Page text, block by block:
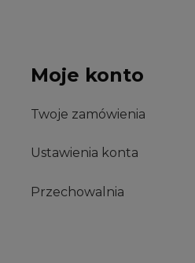
Moje konto
Twoje zamówienia
Ustawienia konta
Przechowalnia